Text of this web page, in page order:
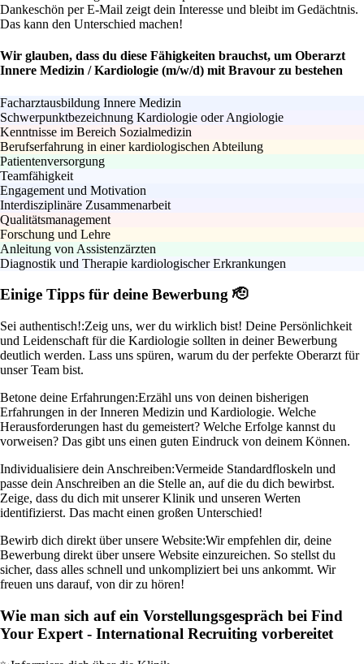
Dankeschön per E-Mail zeigt dein Interesse und bleibt im Gedächtnis.
Das kann den Unterschied machen!
Wir glauben, dass du diese Fähigkeiten brauchst, um Oberarzt
Innere Medizin / Kardiologie (m/w/d) mit Bravour zu bestehen
Facharztausbildung Innere Medizin
Schwerpunktbezeichnung Kardiologie oder Angiologie
Kenntnisse im Bereich Sozialmedizin
Berufserfahrung in einer kardiologischen Abteilung
Patientenversorgung
Teamfähigkeit
Engagement und Motivation
Interdisziplinäre Zusammenarbeit
Qualitätsmanagement
Forschung und Lehre
Anleitung von Assistenzärzten
Diagnostik und Therapie kardiologischer Erkrankungen
Einige Tipps für deine Bewerbung 🫡
Sei authentisch!:Zeig uns, wer du wirklich bist! Deine Persönlichkeit
und Leidenschaft für die Kardiologie sollten in deiner Bewerbung
deutlich werden. Lass uns spüren, warum du der perfekte Oberarzt für
unser Team bist.
Betone deine Erfahrungen:Erzähl uns von deinen bisherigen
Erfahrungen in der Inneren Medizin und Kardiologie. Welche
Herausforderungen hast du gemeistert? Welche Erfolge kannst du
vorweisen? Das gibt uns einen guten Eindruck von deinem Können.
Individualisiere dein Anschreiben:Vermeide Standardfloskeln und
passe dein Anschreiben an die Stelle an, auf die du dich bewirbst.
Zeige, dass du dich mit unserer Klinik und unseren Werten
identifizierst. Das macht einen großen Unterschied!
Bewirb dich direkt über unsere Website:Wir empfehlen dir, deine
Bewerbung direkt über unsere Website einzureichen. So stellst du
sicher, dass alles schnell und unkompliziert bei uns ankommt. Wir
freuen uns darauf, von dir zu hören!
Wie man sich auf ein Vorstellungsgespräch bei Find
Your Expert - International Recruiting vorbereitet